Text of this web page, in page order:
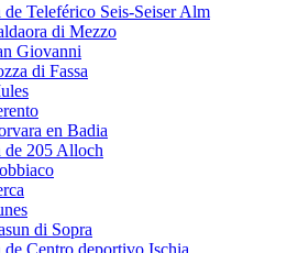
de Teleférico Seis-Seiser Alm
di Mezzo
Giovanni
di Fassa
en Badia
de 205 Alloch
di Sopra
de Centro deportivo Ischia